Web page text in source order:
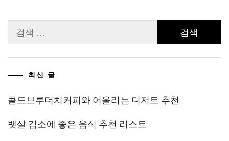
색:
최신 글
콜드브루더치커피와 어울리는 디저트 추천
뱃살 감소에 좋은 음식 추천 리스트